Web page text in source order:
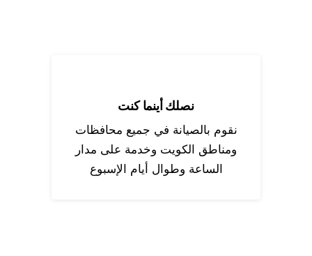
نصلك أينما كنت
نقوم بالصيانة في جميع محافظات
ومناطق الكويت وخدمة على مدار
الساعة وطوال أيام الإسبوع